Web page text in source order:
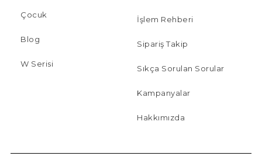
Çocuk
Blog
W Serisi
İşlem Rehberi
Sipariş Takip
Sıkça Sorulan Sorular
Kampanyalar
Hakkımızda